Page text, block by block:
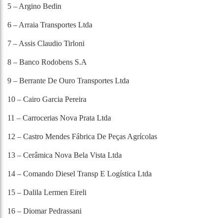
5 – Argino Bedin
6 – Arraia Transportes Ltda
7 – Assis Claudio Tirloni
8 – Banco Rodobens S.A
9 – Berrante De Ouro Transportes Ltda
10 – Cairo Garcia Pereira
11 – Carrocerias Nova Prata Ltda
12 – Castro Mendes Fábrica De Peças Agrícolas
13 – Cerâmica Nova Bela Vista Ltda
14 – Comando Diesel Transp E Logística Ltda
15 – Dalila Lermen Eireli
16 – Diomar Pedrassani